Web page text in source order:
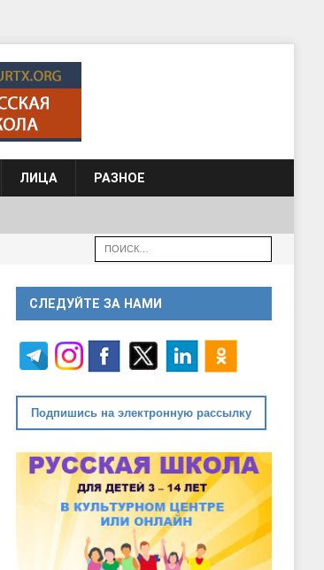
ЛИЦА РАЗНОЕ
СЛЕДУЙТЕ ЗА НАМИ
Подпишись на электронную рассылку